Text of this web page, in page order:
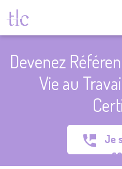
Devenez
Vie au
Je